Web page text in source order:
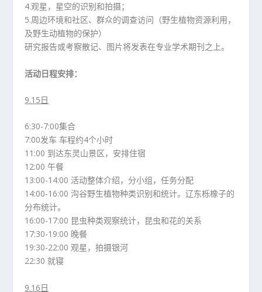
4.观星，星空的识别和拍摄；
5.周边环境和社区、群众的调查访问（野生植物资源利用，
及野生动植物的保护）
研究报告或考察散记、图片将发表在专业学术期刊之上。
活动日程安排：
9.15日
6:30-7:00集合
7:00发车 车程约4个小时
11:00 到达东灵山景区，安排住宿
12:00 午餐
13:00-14:00 活动整体介绍，分小组，任务分配
14:00-16:00 沟谷野生植物种类识别和统计。辽东栎橡子的
分布统计。
16:00-17:00 昆虫种类观察统计，昆虫和花的关系
17:30-19:00 晚餐
19:30-22:00 观星，拍摄银河
22:30 就寝
9.16日